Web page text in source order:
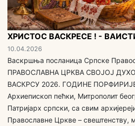
ХРИСТОС ВАСКРЕСЕ ! -
10.04.2026
Васкршња посланица Српске
ПРАВОСЛАВНА ЦРКВА СВОЈОЈ
ВАСКРСУ 2026. ГОДИНЕ ПОРФИРИЈЕ
Архиепископ пећки, Митрополит
Патријарх српски, са свим
Православне Цркве – свештенству,